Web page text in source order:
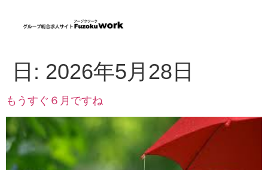
日: 2026年5月28日
もうすぐ６月ですね